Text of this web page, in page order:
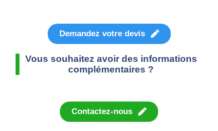
Demandez votre devis
Vous souhaitez avoir des informations
complémentaires ?
Contactez-nous